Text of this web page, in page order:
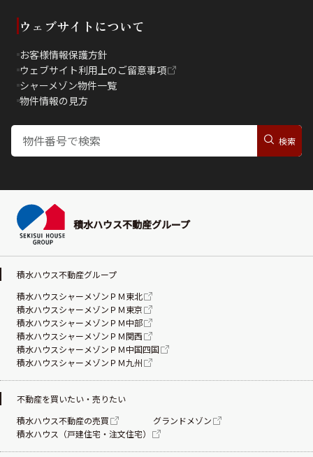
ウェブサイトについて
お客様情報保護方針
ウェブサイト利用上のご留意事項
シャーメゾン物件一覧
物件情報の見方
積水ハウス不動産グループ
積水ハウス不動産グループ
積水ハウスシャーメゾンＰＭ東北
積水ハウスシャーメゾンＰＭ東京
積水ハウスシャーメゾンＰＭ中部
積水ハウスシャーメゾンＰＭ関西
積水ハウスシャーメゾンＰＭ中国四国
積水ハウスシャーメゾンＰＭ九州
不動産を買いたい・売りたい
積水ハウス不動産の売買
グランドメゾン
積水ハウス（戸建住宅・注文住宅）